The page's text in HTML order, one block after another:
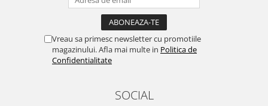
Vreau sa primesc newsletter cu promotiile
magazinului. Afla mai multe in Politica de
Confidentialitate
SOCIAL